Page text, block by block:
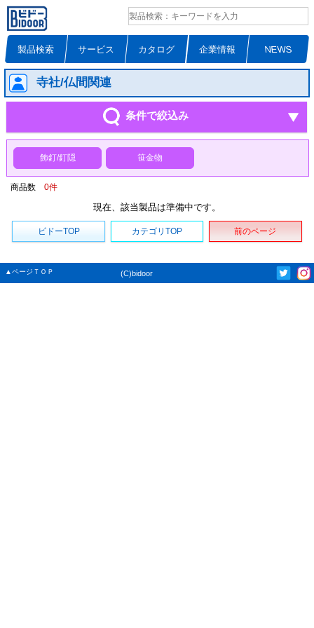
製品検索 サービス カタログ 企業情報 NEWS
寺社/仏間関連
条件で絞込み
飾釘/釘隠 笹金物
商品数 0件
現在、該当製品は準備中です。
ビドーTOP カテゴリTOP 前のページ
▲ページＴＯＰ (C)bidoor